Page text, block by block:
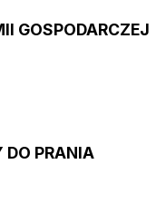
GOSPODARCZEJ
DO PRANIA